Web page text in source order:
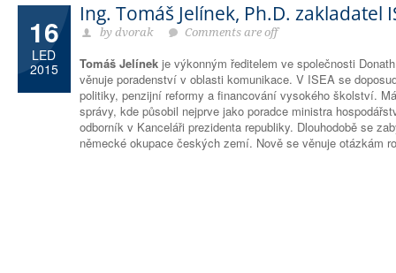
16
LED
2015
Ing. Tomáš Jelínek, Ph.D. zakladatel
by dvorak Comments are off
Tomáš Jelínek je výkonným ředitelem ve společnosti
věnuje poradenství v oblasti komunikace. V ISEA se
politiky, penzijní reformy a financování vysokého školství.
správy, kde působil nejprve jako poradce ministra
odborník v Kanceláři prezidenta republiky. Dlouhodobě se
německé okupace českých zemí. Nově se věnuje otázkám